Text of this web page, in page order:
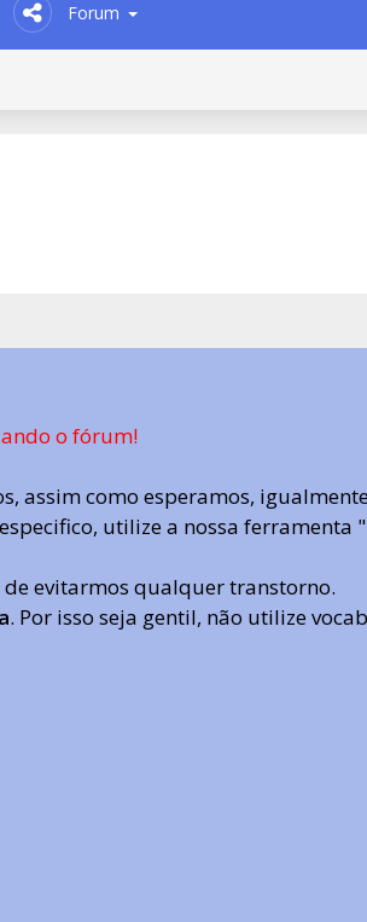
Forum
o fórum!
assim como esperamos,
utilize a nossa ferramenta
evitarmos qualquer transtorno.
. Por isso seja gentil, não utilize